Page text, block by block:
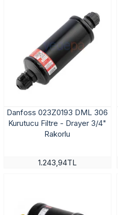
Danfoss 023Z0193 DML 306
Kurutucu Filtre - Drayer 3/4"
Rakorlu
1.243,94TL